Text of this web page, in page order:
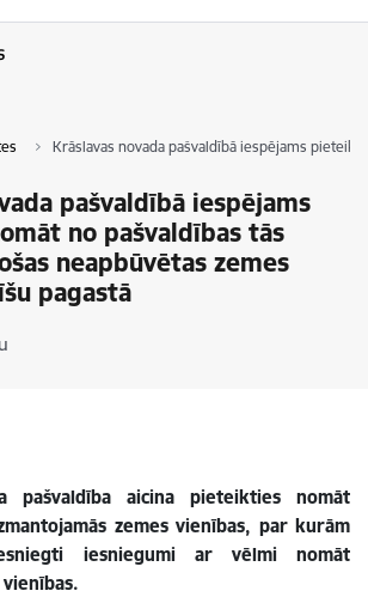
Krāslavas novada pašvaldībā iespējams
pašvaldībā iespējams
no pašvaldības tās
neapbūvētas zemes
pagastā
pašvaldība aicina pieteikties nomāt
zemes vienības, par kurām
iesniegumi ar vēlmi nomāt